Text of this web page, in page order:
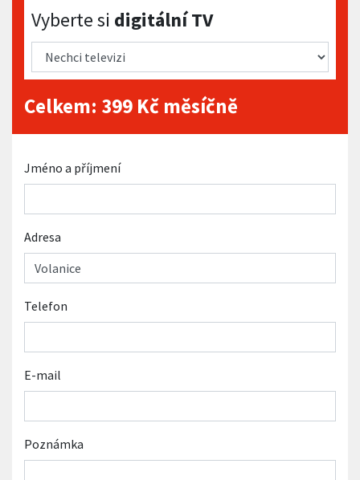
Vyberte si digitální TV
Vyberte si digitální TV
Celkem: 399 Kč měsíčně
Jméno a příjmení
Adresa
Telefon
E-mail
Poznámka